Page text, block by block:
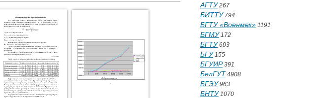
АГТУ267
БИТТУ794
БГТУ «Военмех» 1191
БГМУ172
БГТУ603
БГУ155
БГУИР391
БелГУТ 4908
БГЭУ963
БНТУ1070